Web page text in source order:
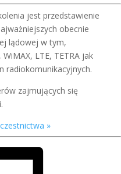
jest przedstawienie
obecnie
lądowej w tym,
LTE, TETRA jak
radiokomunikacyjnych.
zajmujących się
»